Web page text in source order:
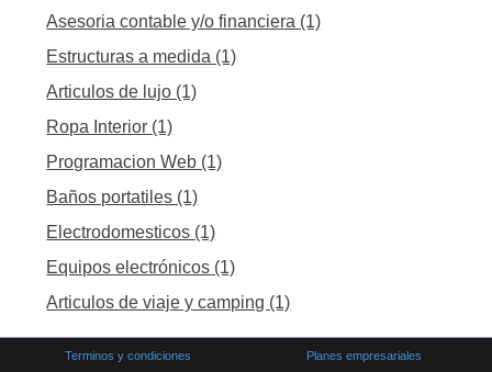
Asesoria contable y/o financiera (1)
Estructuras a medida (1)
Articulos de lujo (1)
Ropa Interior (1)
Programacion Web (1)
Baños portatiles (1)
Electrodomesticos (1)
Equipos electrónicos (1)
Articulos de viaje y camping (1)
Terminos y condiciones Planes empresariales